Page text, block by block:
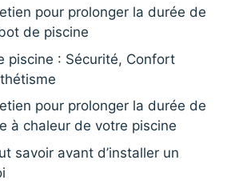
pour prolonger la durée de
de piscine
piscine : Sécurité, Confort
pour prolonger la durée de
à chaleur de votre piscine
savoir avant d’installer un